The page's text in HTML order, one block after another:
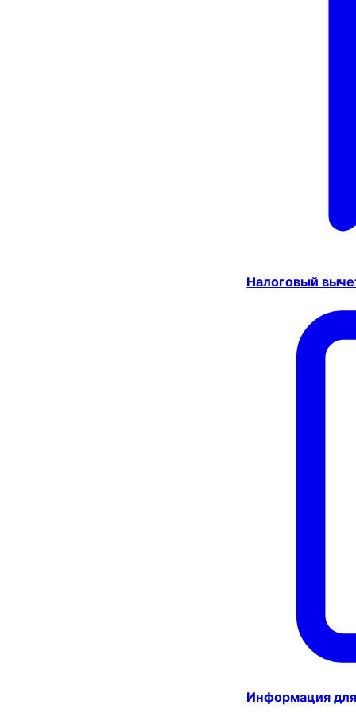
Налоговый
Информация